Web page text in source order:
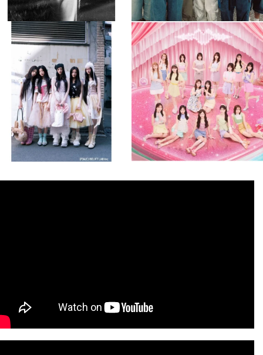
musicjapantv
💡8月特番放送決定！
8月 4
1 0
musicjapantv
💡8月特番放送決定！
...
8月 4
1 0